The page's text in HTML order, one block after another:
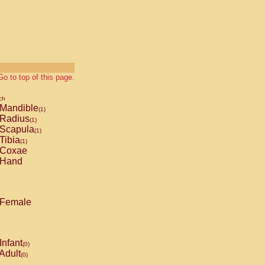
to top of this page.
Mandible(1)
Radius(1)
Scapula(1)
Tibia(1)
Coxae
Hand
Female
Infant(0)
(0)